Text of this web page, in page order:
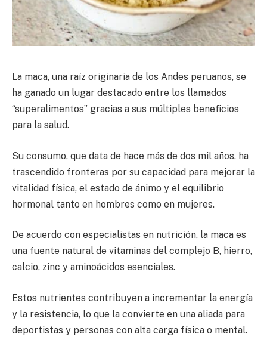
La maca, una raíz originaria de los Andes peruanos, se
ha ganado un lugar destacado entre los llamados
“superalimentos” gracias a sus múltiples beneficios
para la salud.
Su consumo, que data de hace más de dos mil años, ha
trascendido fronteras por su capacidad para mejorar la
vitalidad física, el estado de ánimo y el equilibrio
hormonal tanto en hombres como en mujeres.
De acuerdo con especialistas en nutrición, la maca es
una fuente natural de vitaminas del complejo B, hierro,
calcio, zinc y aminoácidos esenciales.
Estos nutrientes contribuyen a incrementar la energía
y la resistencia, lo que la convierte en una aliada para
deportistas y personas con alta carga física o mental.